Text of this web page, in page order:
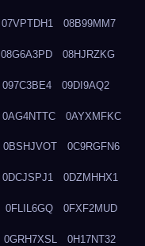
07VPTDH1 08B99MM7
08G6A3PD 08HJRZKG
097C3BE4 09DI9AQ2
0AG4NTTC 0AYXMFKC
0BSHJVOT 0C9RGFN6
0DCJSPJ1 0DZMHHX1
0FLIL6GQ 0FXF2MUD
0GRH7XSL 0H17NT32